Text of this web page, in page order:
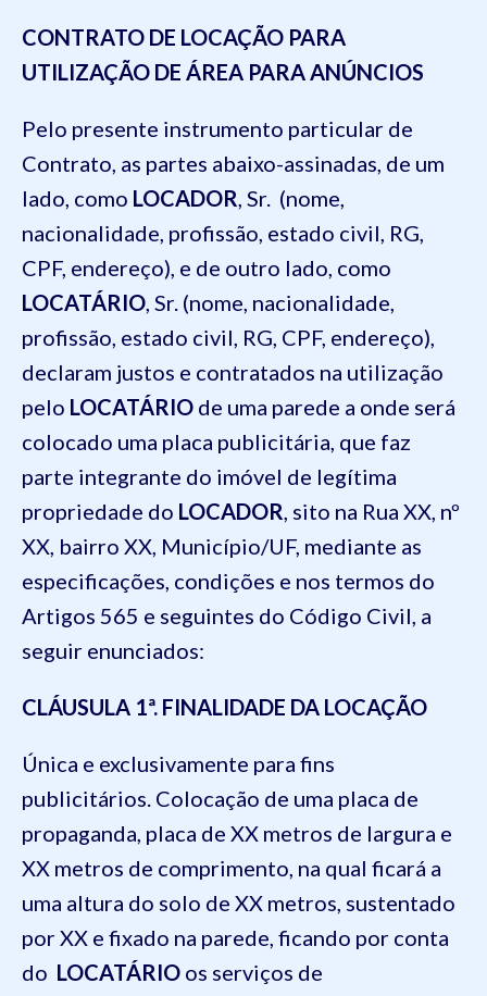
CONTRATO DE LOCAÇÃO PARA
UTILIZAÇÃO DE ÁREA PARA ANÚNCIOS
Pelo presente instrumento particular de
Contrato, as partes abaixo-assinadas, de um
lado, como LOCADOR, Sr. (nome,
nacionalidade, profissão, estado civil, RG,
CPF, endereço), e de outro lado, como
LOCATÁRIO, Sr. (nome, nacionalidade,
profissão, estado civil, RG, CPF, endereço),
declaram justos e contratados na utilização
pelo LOCATÁRIO de uma parede a onde será
colocado uma placa publicitária, que faz
parte integrante do imóvel de legítima
propriedade do LOCADOR, sito na Rua XX, nº
XX, bairro XX, Município/UF, mediante as
especificações, condições e nos termos do
Artigos 565 e seguintes do Código Civil, a
seguir enunciados:
CLÁUSULA 1ª. FINALIDADE DA LOCAÇÃO
Única e exclusivamente para fins
publicitários. Colocação de uma placa de
propaganda, placa de XX metros de largura e
XX metros de comprimento, na qual ficará a
uma altura do solo de XX metros, sustentado
por XX e fixado na parede, ficando por conta
do LOCATÁRIO os serviços de